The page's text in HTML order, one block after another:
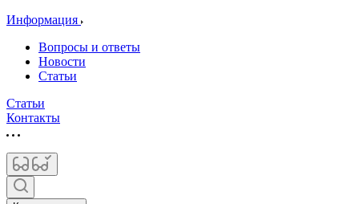
Информация
Вопросы и ответы
Новости
Статьи
Статьи
Контакты